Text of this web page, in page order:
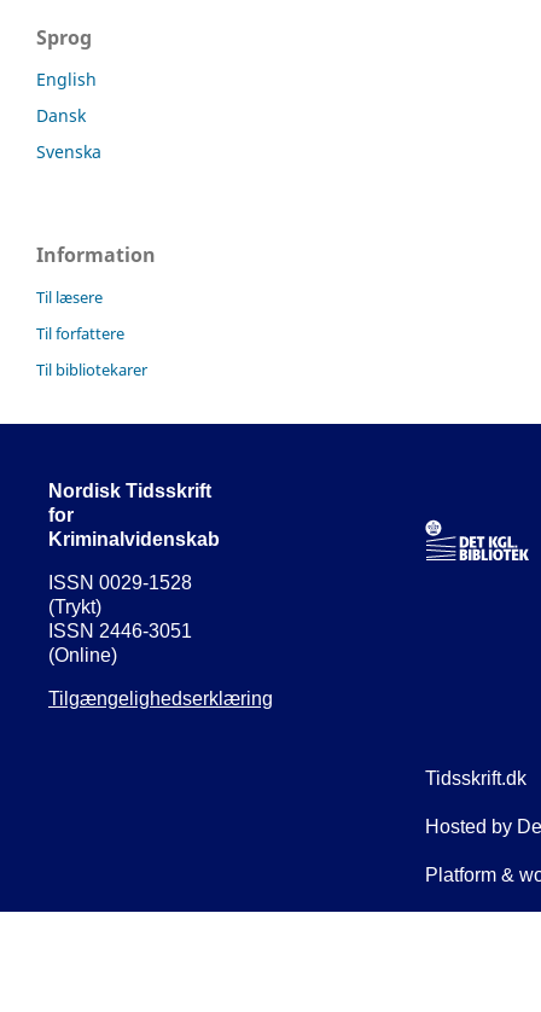
Sprog
English
Dansk
Svenska
Information
Til læsere
Til forfattere
Til bibliotekarer
Nordisk Tidsskrift
for
Kriminalvidenskab
ISSN 0029-1528
(Trykt)
ISSN 2446-3051
(Online)
Tilgængelighedserklæring